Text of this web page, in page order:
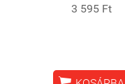
3 595 Ft